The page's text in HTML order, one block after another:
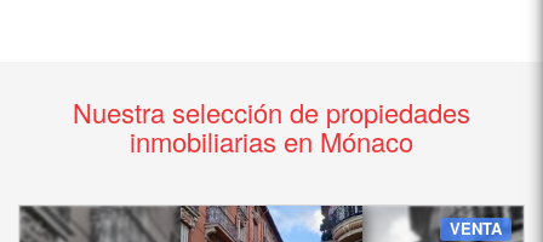
Nuestra selección de propiedades
inmobiliarias en Mónaco
VENTA